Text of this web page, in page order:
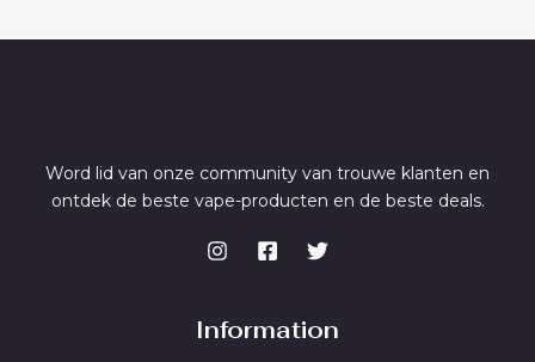
Word lid van onze community van trouwe klanten en
ontdek de beste vape-producten en de beste deals.
Information